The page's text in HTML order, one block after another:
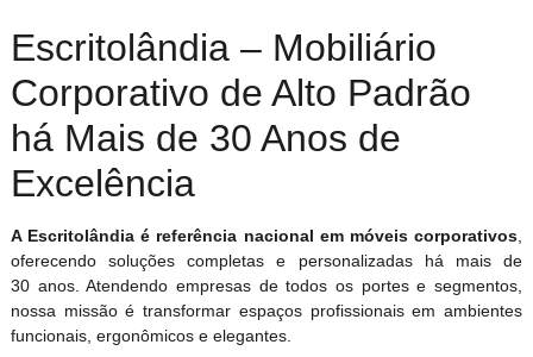
Escritolândia – Mobiliário
Corporativo de Alto Padrão
há Mais de 30 Anos de
Excelência
A Escritolândia é referência nacional em móveis corporativos,
oferecendo soluções completas e personalizadas há mais de
30 anos. Atendendo empresas de todos os portes e segmentos,
nossa missão é transformar espaços profissionais em ambientes
funcionais, ergonômicos e elegantes.